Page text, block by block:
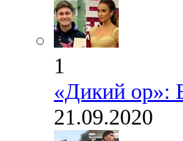
1
«Дикий ор»:
21.09.2020